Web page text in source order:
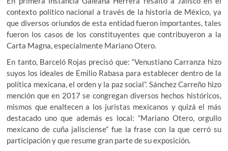
contexto político nacional a través de la historia de México, ya
que diversos oriundos de esta entidad fueron importantes, tales
fueron los casos de los constituyentes que contribuyeron a la
Carta Magna, especialmente Mariano Otero.
En tanto, Barceló Rojas precisó que: “Venustiano Carranza hizo
suyos los ideales de Emilio Rabasa para establecer dentro de la
política mexicana, el orden y la paz social”. Sánchez Carreño hizo
mención que en 2017 se congregan diversos hechos históricos,
mismos que enaltecen a los juristas mexicanos y quizá el más
destacado uno que además es local: “Mariano Otero, orgullo
mexicano de cuña jalisciense” fue la frase con la que cerró su
participación y que resume gran parte de su exposición.